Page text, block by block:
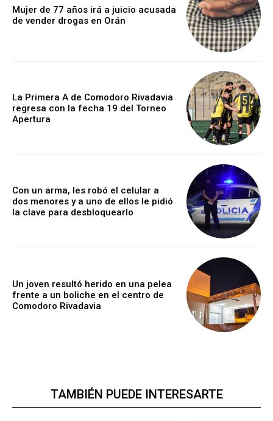
Mujer de 77 años irá a juicio acusada
de vender drogas en Orán
La Primera A de Comodoro Rivadavia
regresa con la fecha 19 del Torneo
Apertura
Con un arma, les robó el celular a
dos menores y a uno de ellos le pidió
la clave para desbloquearlo
Un joven resultó herido en una pelea
frente a un boliche en el centro de
Comodoro Rivadavia
TAMBIÉN PUEDE INTERESARTE